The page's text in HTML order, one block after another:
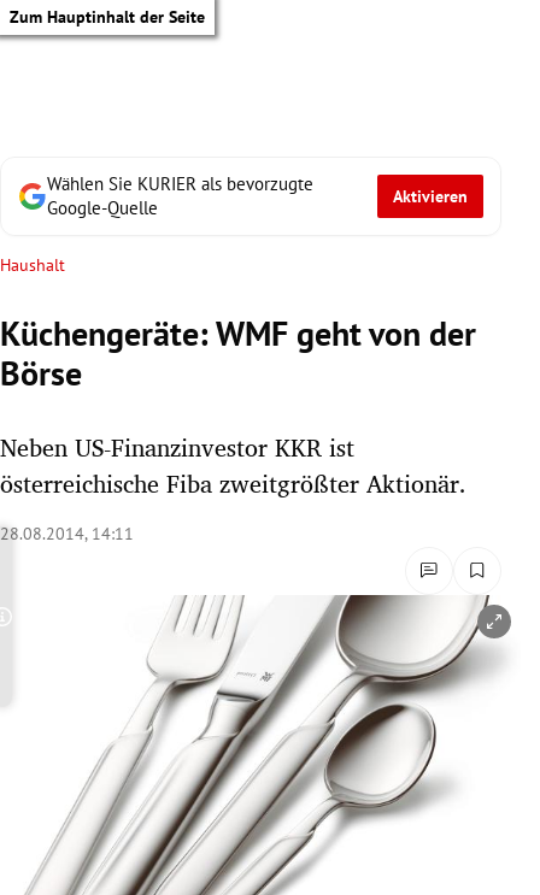
Zum Hauptinhalt der Seite
Untermenü
Untermenü
Untermenü
Wählen Sie KURIER als bevorzugte
Google-Quelle
Aktivieren
Haushalt
Küchengeräte: WMF geht von der
Börse
Neben US-Finanzinvestor KKR ist
österreichische Fiba zweitgrößter Aktionär.
28.08.2014, 14:11
Copyright-Hinweis öffnen/schließen